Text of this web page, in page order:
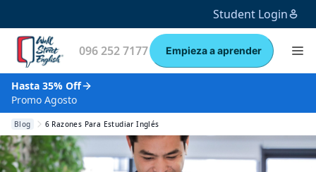
Student Login
096 252 7177 Empieza a aprender
Hasta 35% Off
Promo Agosto
Blog 6 Razones Para Estudiar Inglés